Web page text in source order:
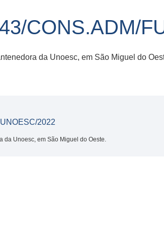
CONS.ADM/
da Unoesc, em São Miguel do
2022
Unoesc, em São Miguel do Oeste.